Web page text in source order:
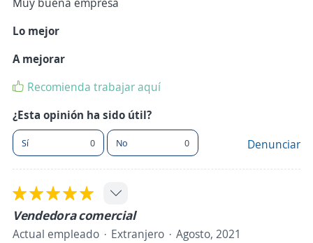
Lo mejor
A mejorar
Recomienda trabajar aquí
¿Esta opinión ha sido útil?
Sí 0 No 0 Denunciar
Vendedora comercial
Actual empleado Extranjero
Agosto, 2021